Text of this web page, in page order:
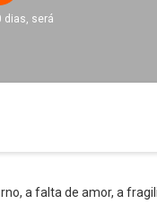
dias, será
a falta de amor, a